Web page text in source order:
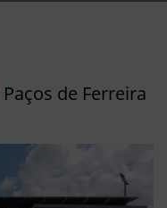
Paços de Ferreira